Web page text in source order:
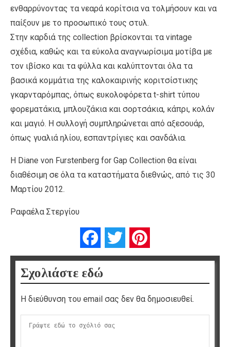
ενθαρρύνοντας τα νεαρά κορίτσια να τολμήσουν και να
παίξουν με το προσωπικό τους στυλ.
Στην καρδιά της collection βρίσκονται τα vintage
σχέδια, καθώς και τα εύκολα αναγνωρίσιμα μοτίβα με
τον ιβίσκο και τα φύλλα και καλύπτονται όλα τα
βασικά κομμάτια της καλοκαιρινής κοριτσίστικης
γκαρνταρόμπας, όπως ευκολοφόρετα t-shirt τύπου
φορεματάκια, μπλουζάκια και σορτσάκια, κάπρι, κολάν
και μαγιό. Η συλλογή συμπληρώνεται από αξεσουάρ,
όπως γυαλιά ηλίου, εσπαντρίγιες και σανδάλια.
Η Diane von Furstenberg for Gap Collection θα είναι
διαθέσιμη σε όλα τα καταστήματα διεθνώς, από τις 30
Μαρτίου 2012.
Ραφαέλα Στεργίου
FacebookTwitter
Σχολιάστε εδώ
Η διεύθυνση του email σας δεν θα δημοσιευθεί.